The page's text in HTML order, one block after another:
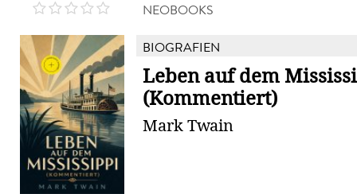
NEOBOOKS
BIOGRAFIEN
Leben auf dem
(Kommentiert)
Mark Twain